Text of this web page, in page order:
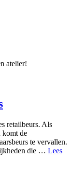
atelier!
retailbeurs. Als
komt de
te vervallen.
die … Lees